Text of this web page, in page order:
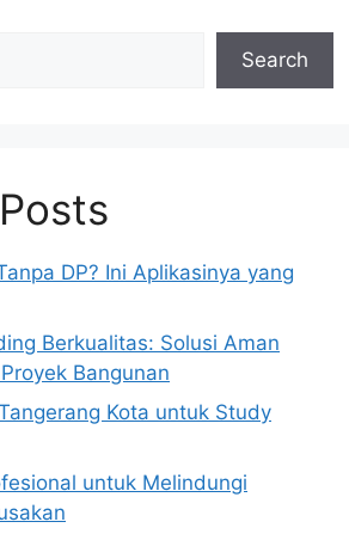
Search
DP? Ini Aplikasinya yang
Berkualitas: Solusi Aman
Bangunan
Kota untuk Study
untuk Melindungi